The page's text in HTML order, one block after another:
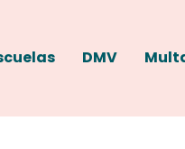
DMV